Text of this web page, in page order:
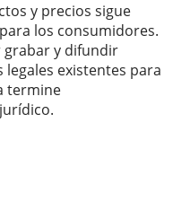
y precios sigue
los consumidores.
grabar y difundir
existentes para
termine